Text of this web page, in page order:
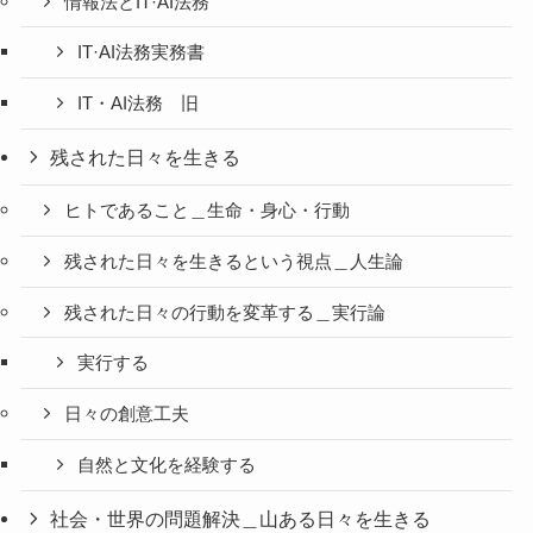
IT·AI法務実務書
IT・AI法務 旧
残された日々を生きる
ヒトであること＿生命・身心・行動
残された日々を生きるという視点＿人生論
残された日々の行動を変革する＿実行論
実行する
日々の創意工夫
自然と文化を経験する
社会・世界の問題解決＿山ある日々を生きる